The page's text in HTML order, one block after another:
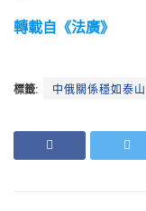
轉載自《法廣》
標籤: 中俄關係穩如泰山